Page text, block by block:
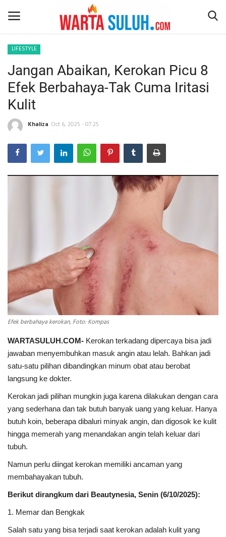
Home
NEWS
JAZIRAH RIAU
POLITIK
HEALTHY
LIFESTYLE
Jangan Abaikan, Kerokan Picu 8
Efek Berbahaya-Tak Cuma Iritasi
Kulit
Khaliza Oct 6, 2025 - 07:25
Efek berbahaya kerokan, Foto: Kompas
WARTASULUH.COM- Kerokan terkadang dipercaya bisa jadi
jawaban menyembuhkan masuk angin atau lelah. Bahkan jadi
satu-satu pilihan dibandingkan minum obat atau berobat
langsung ke dokter.
Kerokan jadi pilihan mungkin juga karena dilakukan dengan cara
yang sederhana dan tak butuh banyak uang yang keluar. Hanya
butuh koin, beberapa dibaluri minyak angin, dan digosok ke kulit
hingga memerah yang menandakan angin telah keluar dari
tubuh.
Namun perlu diingat kerokan memiliki ancaman yang
membahayakan tubuh.
Berikut dirangkum dari Beautynesia, Senin (6/10/2025):
1. Memar dan Bengkak
Salah satu yang bisa terjadi saat kerokan adalah kulit yang